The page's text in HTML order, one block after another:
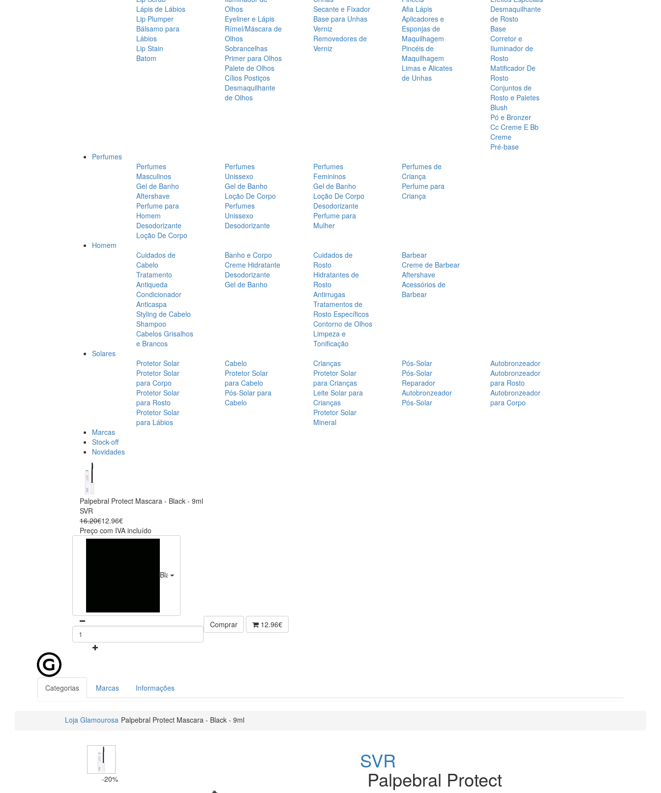
Lápis de Lábios
Lip Plumper
Bálsamo para
Lábios
Lip Stain
Batom
Olhos
Eyeliner e Lápis
Rímel/Máscara de
Olhos
Sobrancelhas
Primer para Olhos
Palete de Olhos
Cílios Postiços
Desmaquilhante
de Olhos
Secante e Fixador
Base para Unhas
Verniz
Removedores de
Verniz
Afia Lápis
Aplicadores e
Esponjas de
Maquilhagem
Pincéis de
Maquilhagem
Limas e Alicates
de Unhas
Desmaquilhante
de Rosto
Base
Corretor e
Iluminador de
Rosto
Matificador De
Rosto
Conjuntos de
Rosto e Paletes
Blush
Pó e Bronzer
Cc Creme E Bb
Creme
Pré-base
Perfumes
Perfumes
Masculinos
Gel de Banho
Aftershave
Perfume para
Homem
Desodorizante
Loção De Corpo
Perfumes
Unissexo
Gel de Banho
Loção De Corpo
Perfumes
Unissexo
Desodorizante
Perfumes
Femininos
Gel de Banho
Loção De Corpo
Desodorizante
Perfume para
Mulher
Perfumes de
Criança
Perfume para
Criança
Homem
Cuidados de
Cabelo
Tratamento
Antiqueda
Condicionador
Anticaspa
Styling de Cabelo
Shampoo
Cabelos Grisalhos
e Brancos
Banho e Corpo
Creme Hidratante
Desodorizante
Gel de Banho
Cuidados de
Rosto
Hidratantes de
Rosto
Antirrugas
Tratamentos de
Rosto Específicos
Contorno de Olhos
Limpeza e
Tonificação
Barbear
Creme de Barbear
Aftershave
Acessórios de
Barbear
Solares
Protetor Solar
Protetor Solar
para Corpo
Protetor Solar
para Rosto
Protetor Solar
para Lábios
Cabelo
Protetor Solar
para Cabelo
Pós-Solar para
Cabelo
Crianças
Protetor Solar
para Crianças
Leite Solar para
Crianças
Protetor Solar
Mineral
Pós-Solar
Pós-Solar
Reparador
Autobronzeador
Pós-Solar
Autobronzeador
Autobronzeador
para Rosto
Autobronzeador
para Corpo
Marcas
Stock-off
Novidades
Palpebral Protect Mascara - Black - 9ml
SVR
16.20€12.96€
Preço com IVA incluído
Black
Comprar 12.96€
Categorias Marcas Informações
Loja Glamourosa Palpebral Protect Mascara - Black - 9ml
-20%
SVR
Palpebral Protect